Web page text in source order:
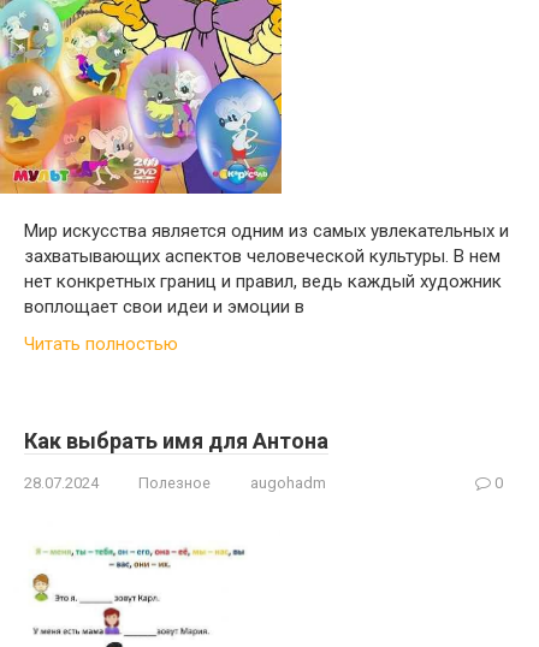
Мир искусства является одним из самых увлекательных и
захватывающих аспектов человеческой культуры. В нем
нет конкретных границ и правил, ведь каждый художник
воплощает свои идеи и эмоции в
Читать полностью
Как выбрать имя для Антона
28.07.2024 Полезное augohadm 0